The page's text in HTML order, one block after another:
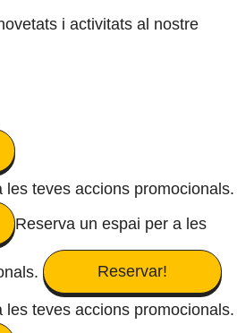
i activitats al nostre
les teves accions promocionals.
Reserva un espai per a les
Reservar!
les teves accions promocionals.